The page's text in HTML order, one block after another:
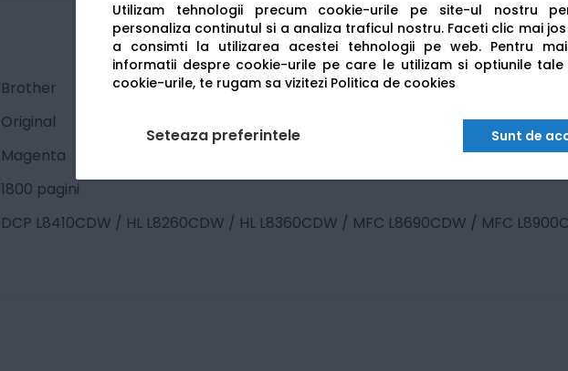
Utilizam tehnologii precum cookie-urile pe site-ul nostru
personaliza continutul si a analiza traficul nostru. Faceti clic mai
a consimti la utilizarea acestei tehnologii pe web. Pentru
informatii despre cookie-urile pe care le utilizam si optiunile tale
cookie-urile, te rugam sa vizitezi Politica de cookies
Seteaza preferintele Sunt de
Brother
Original
Magenta
1800 pagini
DCP L8410CDW / HL L8260CDW / HL L8360CDW / MFC L8690CDW / MFC